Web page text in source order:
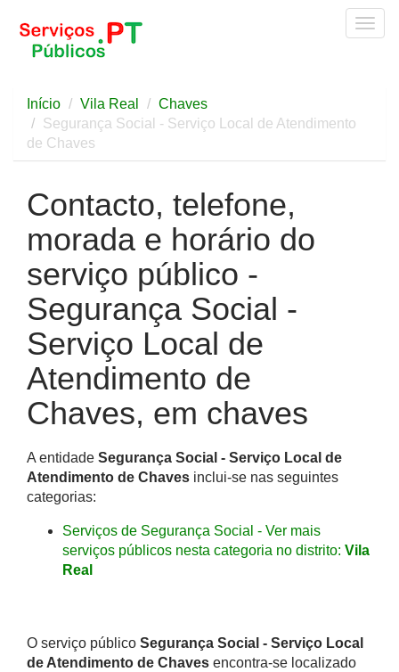
Início Vila Real
Chaves
Segurança Social - Serviço Local de Atendimento
de Chaves
Contacto, telefone,
morada e horário do
serviço público -
Segurança Social -
Serviço Local de
Atendimento de
Chaves, em chaves
A entidade Segurança Social - Serviço Local de
Atendimento de Chaves inclui-se nas seguintes
categorias:
Serviços de Segurança Social - Ver mais
serviços públicos nesta categoria no distrito: Vila
Real
O serviço público Segurança Social - Serviço Local
de Atendimento de Chaves encontra-se localizado